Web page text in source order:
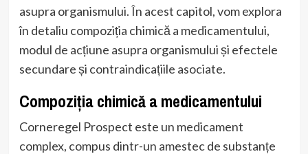
asupra organismului. În acest capitol, vom explora
în detaliu compoziția chimică a medicamentului,
modul de acțiune asupra organismului și efectele
secundare și contraindicațiile asociate.
Compoziția chimică a medicamentului
Corneregel Prospect este un medicament
complex, compus dintr-un amestec de substanțe